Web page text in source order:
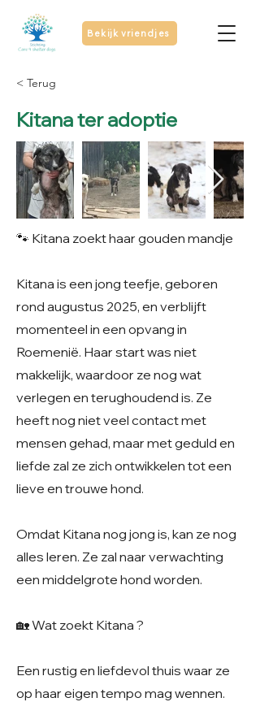
Bekijk vriendjes
< Terug
Kitana ter adoptie
🐾 Kitana zoekt haar gouden mandje
Kitana is een jong teefje, geboren
rond augustus 2025, en verblijft
momenteel in een opvang in
Roemenië. Haar start was niet
makkelijk, waardoor ze nog wat
verlegen en terughoudend is. Ze
heeft nog niet veel contact met
mensen gehad, maar met geduld en
liefde zal ze zich ontwikkelen tot een
lieve en trouwe hond.
Omdat Kitana nog jong is, kan ze nog
alles leren. Ze zal naar verwachting
een middelgrote hond worden.
🏡 Wat zoekt Kitana ?
Een rustig en liefdevol thuis waar ze
op haar eigen tempo mag wennen.